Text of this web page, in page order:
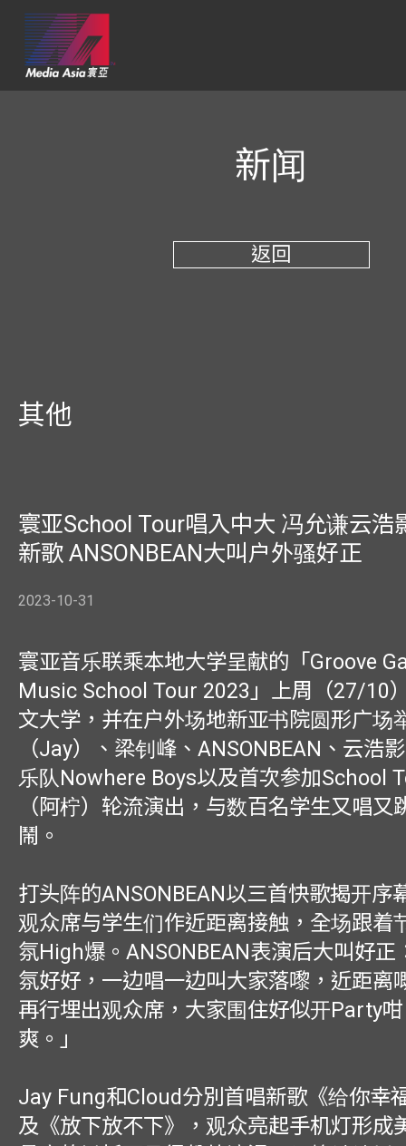
新闻
返回
其他
寰亚School Tour唱入中大 冯允谦云浩
新歌 ANSONBEAN大叫户外骚好正
2023-10-31
寰亚音乐联乘本地大学呈献的「Groove
Music School Tour 2023」上周（27/10
文大学，并在户外场地新亚书院圆形广场
（Jay）、梁钊峰、ANSONBEAN、云浩
乐队Nowhere Boys以及首次参加School
（阿柠）轮流演出，与数百名学生又唱又
鬧。
打头阵的ANSONBEAN以三首快歌揭开序
观众席与学生们作近距离接触，全场跟着
氛High爆。ANSONBEAN表演后大叫好正
氛好好，一边唱一边叫大家落嚟，近距离
再行埋出观众席，大家围住好似开Party
爽。」
Jay Fung和Cloud分別首唱新歌《给你幸
及《放下放不下》，观众亮起手机灯形成